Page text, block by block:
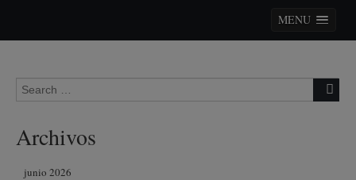
MENU
Search for:
Archivos
junio 2026